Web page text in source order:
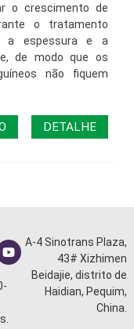
o crescimento de
o tratamento
a espessura e a
de modo que os
não fiquem
DETALHE
A-4 Sinotrans Plaza,
43# Xizhimen
Beidajie, distrito de
Haidian, Pequim,
China.